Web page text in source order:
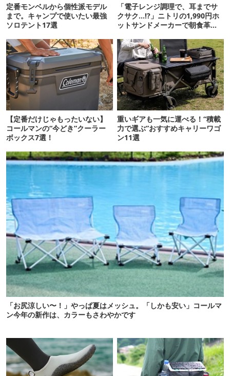
定番モンベルから個性派モデル
まで。キャンプで使いたい最強
ソロテント17選
「電子レンジ調理で、耳までサ
クサク…!?」ニトリの1,990円ホ
ットサンドメーカーで朝食革命
【定番だけじゃもったいない】
コールマンの“今どき”クーラー
ボックス7選！
重いギアも一気に運べる！“積載
力で選ぶ”おすすめキャリーワゴ
ン11選
「お尻涼しい〜！」やっぱ夏はメッシュ。「しかも安い」コールマ
ン今年の新作は、カラーもさわやかです